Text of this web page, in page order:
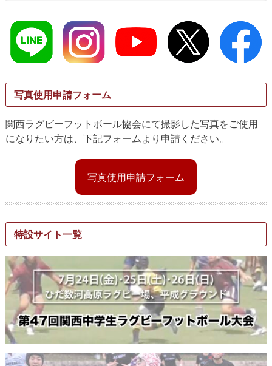
写真使用申請フォーム
関西ラグビーフットボール協会にて撮影した写真をご使用
になりたい方は、下記フォームより申請ください。
写真使用申請フォーム
特設サイト一覧